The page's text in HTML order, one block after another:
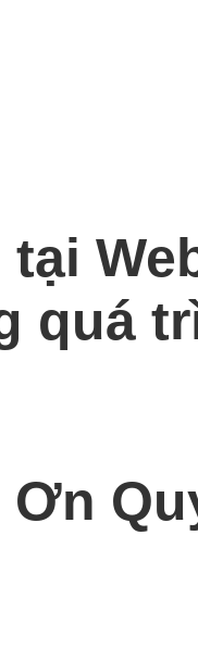
tại
quá
Ơn